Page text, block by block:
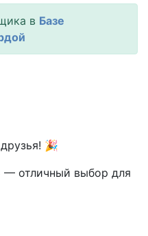
в Базе
🎉
отличный выбор для